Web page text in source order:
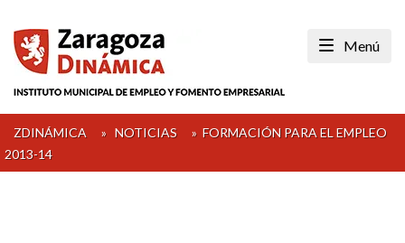
content
Menú
ZDINÁMICA » NOTICIAS » FORMACIÓN PARA EL EMPLEO
2013-14